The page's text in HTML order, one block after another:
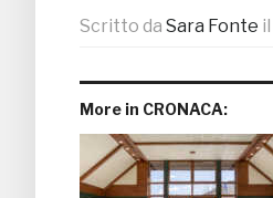
Scritto da Sara Fonte il
More in CRONACA: